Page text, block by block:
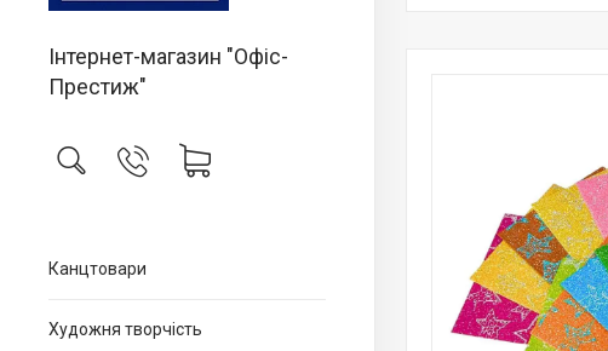
Інтернет-магазин "Офіс-
Престиж"
Канцтовари
Художня творчість